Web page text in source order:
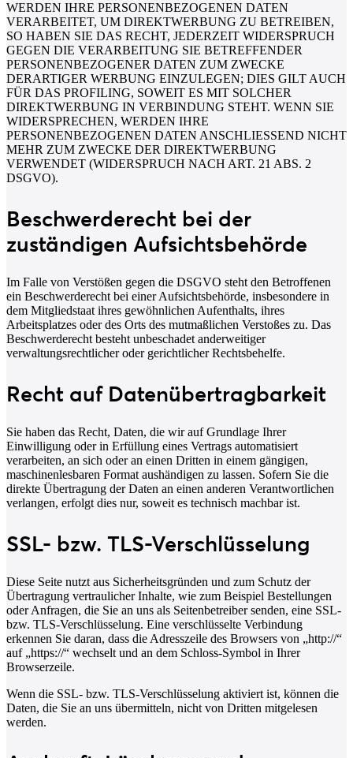
WERDEN IHRE PERSONENBEZOGENEN DATEN
VERARBEITET, UM DIREKTWERBUNG ZU BETREIBEN,
SO HABEN SIE DAS RECHT, JEDERZEIT WIDERSPRUCH
GEGEN DIE VERARBEITUNG SIE BETREFFENDER
PERSONENBEZOGENER DATEN ZUM ZWECKE
DERARTIGER WERBUNG EINZULEGEN; DIES GILT AUCH
FÜR DAS PROFILING, SOWEIT ES MIT SOLCHER
DIREKTWERBUNG IN VERBINDUNG STEHT. WENN SIE
WIDERSPRECHEN, WERDEN IHRE
PERSONENBEZOGENEN DATEN ANSCHLIESSEND NICHT
MEHR ZUM ZWECKE DER DIREKTWERBUNG
VERWENDET (WIDERSPRUCH NACH ART. 21 ABS. 2
DSGVO).
Beschwerde­recht bei der
zuständigen Aufsichts­behörde
Im Falle von Verstößen gegen die DSGVO steht den Betroffenen
ein Beschwerderecht bei einer Aufsichtsbehörde, insbesondere in
dem Mitgliedstaat ihres gewöhnlichen Aufenthalts, ihres
Arbeitsplatzes oder des Orts des mutmaßlichen Verstoßes zu. Das
Beschwerderecht besteht unbeschadet anderweitiger
verwaltungsrechtlicher oder gerichtlicher Rechtsbehelfe.
Recht auf Daten­übertrag­barkeit
Sie haben das Recht, Daten, die wir auf Grundlage Ihrer
Einwilligung oder in Erfüllung eines Vertrags automatisiert
verarbeiten, an sich oder an einen Dritten in einem gängigen,
maschinenlesbaren Format aushändigen zu lassen. Sofern Sie die
direkte Übertragung der Daten an einen anderen Verantwortlichen
verlangen, erfolgt dies nur, soweit es technisch machbar ist.
SSL- bzw. TLS-Verschlüsselung
Diese Seite nutzt aus Sicherheitsgründen und zum Schutz der
Übertragung vertraulicher Inhalte, wie zum Beispiel Bestellungen
oder Anfragen, die Sie an uns als Seitenbetreiber senden, eine SSL-
bzw. TLS-Verschlüsselung. Eine verschlüsselte Verbindung
erkennen Sie daran, dass die Adresszeile des Browsers von „http://“
auf „https://“ wechselt und an dem Schloss-Symbol in Ihrer
Browserzeile.
Wenn die SSL- bzw. TLS-Verschlüsselung aktiviert ist, können die
Daten, die Sie an uns übermitteln, nicht von Dritten mitgelesen
werden.